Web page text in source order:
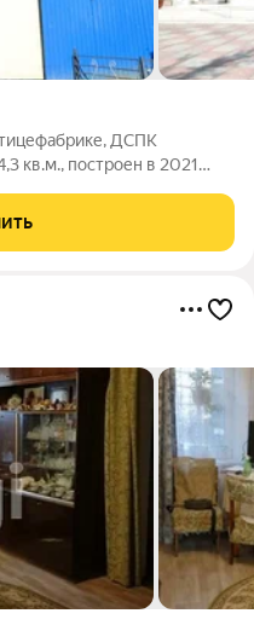
ДСПК
кв.м., построен в 2021
веренда 5,14 х